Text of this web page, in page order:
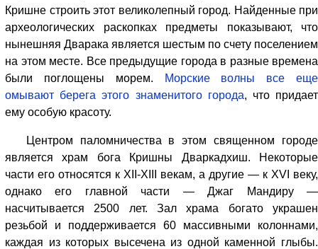
Кришне строить этот великолепный город. Найденные при
археологических раскопках предметы показывают, что
нынешняя Дварака является шестым по счету поселением
на этом месте. Все предыдущие города в разные времена
были поглощены морем.
Морские волны все еще
омывают берега этого знаменитого города, что придает
ему особую красоту.
Центром паломничества в этом священном городе
является храм бога Кришны Дваркадхиш. Некоторые
части его относятся к XII-XIII векам, а другие — к XVI веку,
однако его главной части — Джаг Мандиру —
насчитывается 2500 лет. Зал храма богато украшен
резьбой и поддерживается 60 массивными колоннами,
каждая из которых высечена из одной каменной глыбы.